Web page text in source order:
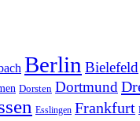
Berlin Bielefeld
Dorsten Dortmund
Esslingen Frankfurt